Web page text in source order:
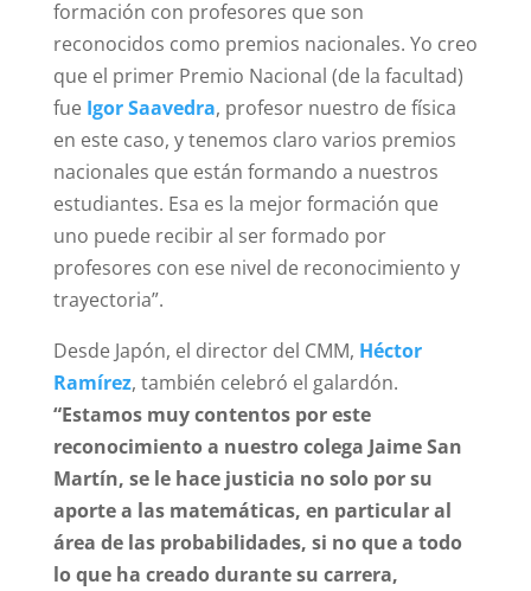
formación con profesores que son
reconocidos como premios nacionales. Yo creo
que el primer Premio Nacional (de la facultad)
fue Igor Saavedra, profesor nuestro de física
en este caso, y tenemos claro varios premios
nacionales que están formando a nuestros
estudiantes. Esa es la mejor formación que
uno puede recibir al ser formado por
profesores con ese nivel de reconocimiento y
trayectoria”.
Desde Japón, el director del CMM, Héctor
Ramírez, también celebró el galardón.
“Estamos muy contentos por este
reconocimiento a nuestro colega Jaime San
Martín, se le hace justicia no solo por su
aporte a las matemáticas, en particular al
área de las probabilidades, si no que a todo
lo que ha creado durante su carrera,